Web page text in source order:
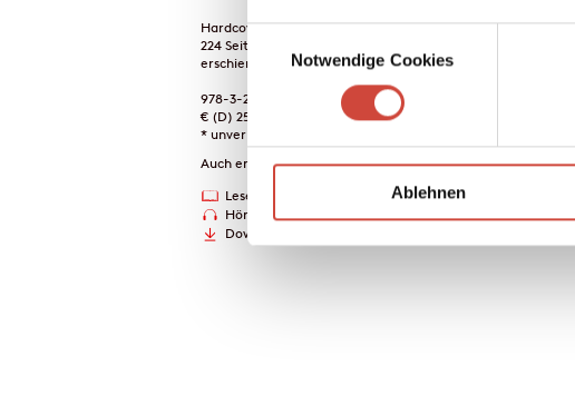
Notwendige Cookies
Ablehnen
Hardcover Leinen
224 Seiten
erschienen am 19. November 2025
978-3-257-07359-1
€ (D) 25.00 / sFr 34.00* / € (A) 25.70
* unverb. Preisempfehlung
Auch erhältlich als
Leseprobe
Hörprobe
Downloads
Drucken